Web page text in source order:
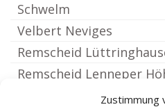
Zustimmung
Schwelm
Velbert Neviges
Remscheid
Remscheid Lenneper
Wuppertal Vohwinkel